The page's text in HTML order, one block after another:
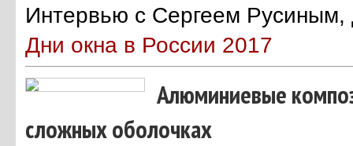
Интервью с Сергеем
Дни окна в России 2017
Алюминиевые
сложных оболочках